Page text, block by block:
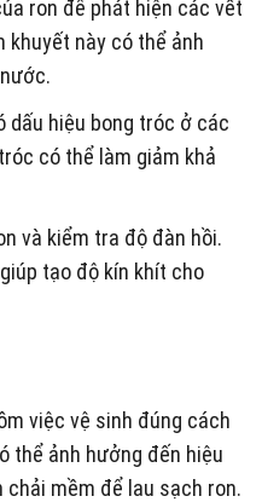
ron để phát hiện các vết
khuyết này có thể ảnh
dấu hiệu bong tróc ở các
có thể làm giảm khả
và kiểm tra độ đàn hồi.
tạo độ kín khít cho
việc vệ sinh đúng cách
thể ảnh hưởng đến hiệu
chải mềm để lau sạch ron.